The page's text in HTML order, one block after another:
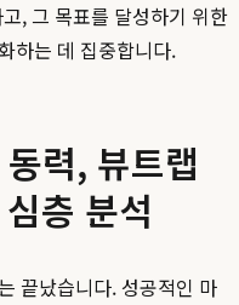
, 그 목표를 달성하기 위한
하는 데 집중합니다.
력, 뷰트랩
층 분석
끝났습니다. 성공적인 마